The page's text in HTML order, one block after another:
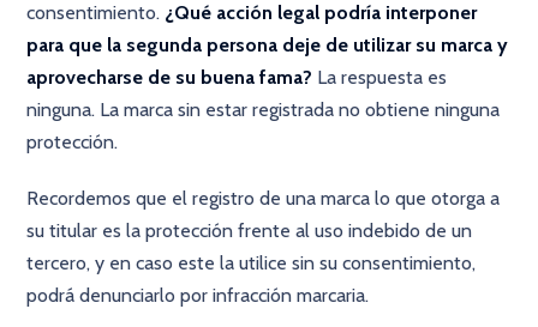
consentimiento. ¿Qué acción legal podría interponer
para que la segunda persona deje de utilizar su marca y
aprovecharse de su buena fama? La respuesta es
ninguna. La marca sin estar registrada no obtiene ninguna
protección.
Recordemos que el registro de una marca lo que otorga a
su titular es la protección frente al uso indebido de un
tercero, y en caso este la utilice sin su consentimiento,
podrá denunciarlo por infracción marcaria.